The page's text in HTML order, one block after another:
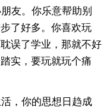
友。你乐意帮助别
了好多。你喜欢玩
误了学业，那就不好
实，要玩就玩个痛
，你的思想日趋成